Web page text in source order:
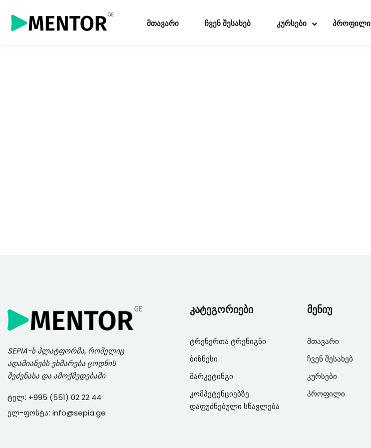
მთავარი ჩვენ შესახებ კურსები პროფილი
SEPIA-ს პლატფორმა, რომელიც
ადამიანებს ეხმარება ცოდნის
შეძენასა და ამოქმედებაში
ტელ: +995 (551) 02 22 44
ელ-ფოსტა: info@sepia.ge
კატეგორიები
ტრენერთა ტრენიგნი
ბიზნესი
მარკეტინგი
კომპეტენციებზე
დაფუძნებული სწავლება
მენიუ
მთავარი
ჩვენ შესახებ
კურსები
პროფილი